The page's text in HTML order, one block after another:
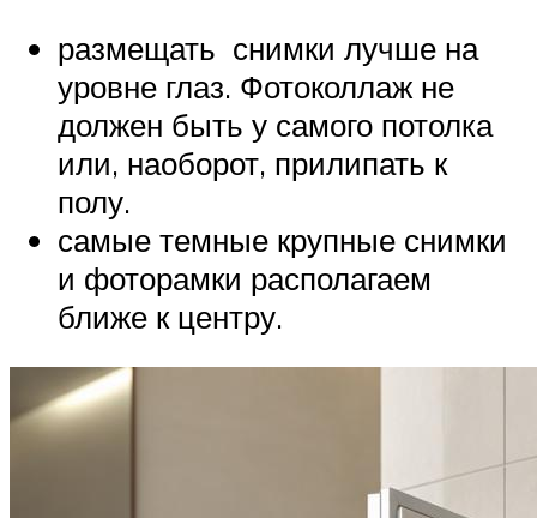
размещать снимки лучше на
уровне глаз. Фотоколлаж не
должен быть у самого потолка
или, наоборот, прилипать к
полу.
самые темные крупные снимки
и фоторамки располагаем
ближе к центру.